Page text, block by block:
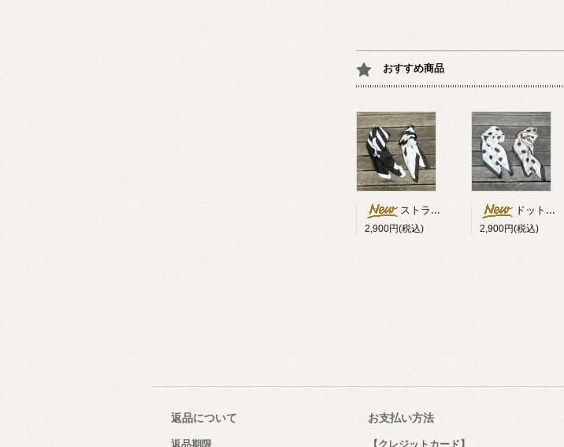
おすすめ商品
ストライプ柄スカーフ
2,900円(税込)
ドット柄スカーフ
2,900円(税込)
返品について
返品期限
お支払い方法
【クレジットカード】